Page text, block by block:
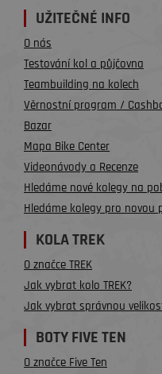
UŽITEČNÉ INFO
O nás
Testování kol a půjčovna
Teambuilding na kolech
Věrnostní program /
Bazar
Mapa Bike Center
Videonávody a Recenze
Hledáme nové kolegy na
Hledáme kolegy pro novou
KOLA TREK
O značce TREK
Jak vybrat kolo TREK?
Jak vybrat správnou
BOTY FIVE TEN
O značce Five Ten